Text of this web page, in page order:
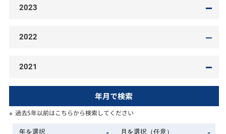
2023
2022
2021
年月で検索
過去5年以前はこちらから検索してください